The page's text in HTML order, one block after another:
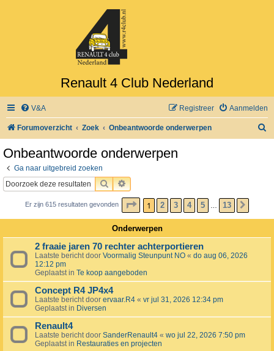
Renault 4 Club Nederland
V&A Aanmelden
Registreer
Forumoverzicht Zoek Onbeantwoorde onderwerpen
Onbeantwoorde onderwerpen
Ga naar uitgebreid zoeken
ZOEKUITGEBREID ZOEKEN
Er zijn 615 resultaten gevonden PAGINA VAN 13
1 2 3 4 5 13
Onderwerpen
2 fraaie jaren 70 rechter achterportieren
Laatste bericht door Voormalig Steunpunt NO « do aug 06, 2026
12:12 pm
Geplaatst in Te koop aangeboden
Concept R4 JP4x4
Laatste bericht door ervaar.R4 « vr jul 31, 2026 12:34 pm
Geplaatst in Diversen
Renault4
Laatste bericht door SanderRenault4 « wo jul 22, 2026 7:50 pm
Geplaatst in Restauraties en projecten